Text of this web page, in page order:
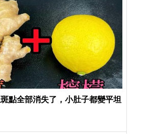
點全部消失了，小肚子都變平坦